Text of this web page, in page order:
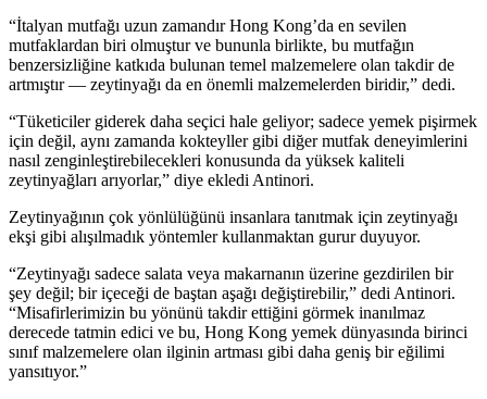
“İtalyan mutfağı uzun zamandır Hong Kong’da en sevilen
mutfaklardan biri olmuştur ve bununla birlikte, bu mutfağın
benzersizliğine katkıda bulunan temel malzemelere olan takdir de
artmıştır — zeytinyağı da en önemli malzemelerden biridir,” dedi.
“Tüketiciler giderek daha seçici hale geliyor; sadece yemek pişirmek
için değil, aynı zamanda kokteyller gibi diğer mutfak deneyimlerini
nasıl zenginleştirebilecekleri konusunda da yüksek kaliteli
zeytinyağları arıyorlar,” diye ekledi Antinori.
Zeytinyağının çok yönlülüğünü insanlara tanıtmak için zeytinyağı
ekşi gibi alışılmadık yöntemler kullanmaktan gurur duyuyor.
“Zeytinyağı sadece salata veya makarnanın üzerine gezdirilen bir
şey değil; bir içeceği de baştan aşağı değiştirebilir,” dedi Antinori.
“Misafirlerimizin bu yönünü takdir ettiğini görmek inanılmaz
derecede tatmin edici ve bu, Hong Kong yemek dünyasında birinci
sınıf malzemelere olan ilginin artması gibi daha geniş bir eğilimi
yansıtıyor.”